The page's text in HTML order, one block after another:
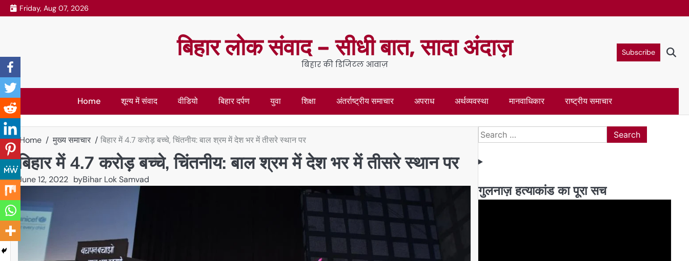
Skip
to
Friday, Aug 07, 2026
बिहार लोक संवाद – सीधी बात, सादा अंदाज़
बिहार की डिजिटल आवाज़
Subscribe
Home शून्य में संवाद वीडियो बिहार दर्पण युवा शिक्षा अंतर्राष्ट्रीय समाचार अपराध अर्थव्यवस्था मानवाधिकार राष्ट्रीय समाचार
Home मुख्य समाचार बिहार में 4.7 करोड़ बच्चे, चिंतनीय: बाल श्रम में देश भर में तीसरे स्थान पर
बिहार में 4.7 करोड़ बच्चे, चिंतनीय: बाल श्रम में देश भर में तीसरे स्थान पर
June 12, 2022 byBihar Lok Samvad
Search
for:
गुलनाज़ हत्याकांड का पूरा सच